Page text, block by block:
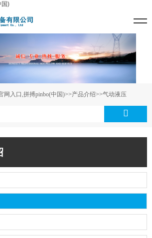
国)
网入口,拼搏pinbo(中国)>>产品介绍>>气动液压